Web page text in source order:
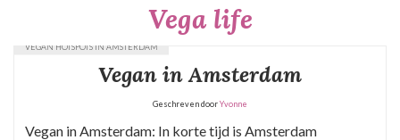
Vega life
VEGAN HOTSPOTS IN AMSTERDAM
Vegan in Amsterdam
Geschreven doorYvonne
Vegan in Amsterdam: In korte tijd is Amsterdam